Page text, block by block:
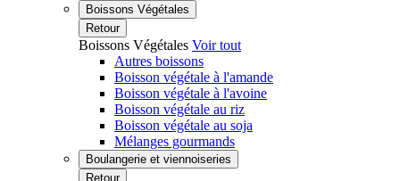
Boissons Végétales
Retour
Boissons Végétales Voir tout
Autres boissons
Boisson végétale à l'amande
Boisson végétale à l'avoine
Boisson végétale au riz
Boisson végétale au soja
Mélanges gourmands
Boulangerie et viennoiseries
Retour